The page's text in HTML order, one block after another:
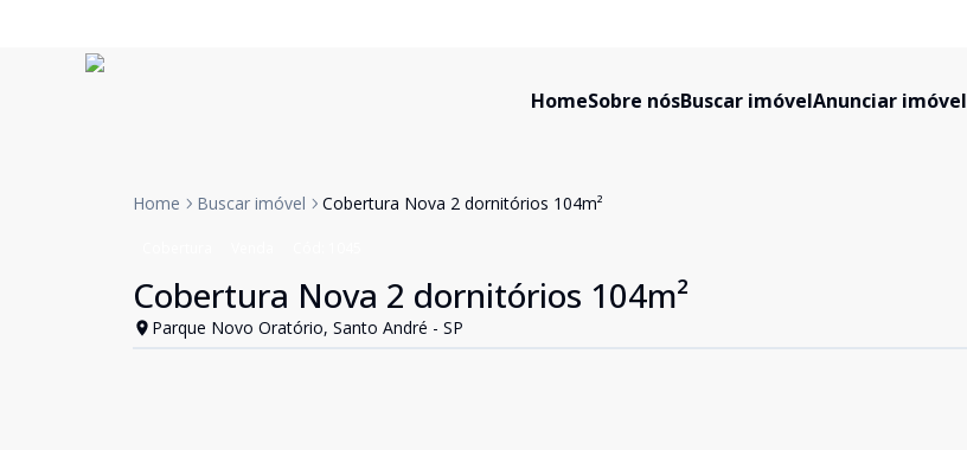
HomeSobre nósBuscar imóvelAnunciar imóvel
Home Buscar imóvel Cobertura Nova 2 dornitórios 104m²
Cobertura Nova 2 dornitórios 104m²
Parque Novo Oratório, Santo André - SP